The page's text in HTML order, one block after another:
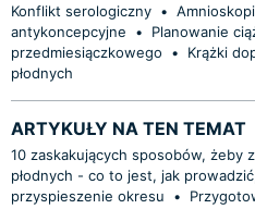
Konflikt serologiczny •
antykoncepcyjne
• Planowanie
przedmiesiączkowego
• Krążki
płodnych
ARTYKUŁY NA TEN TEMAT
10 zaskakujących sposobów, żeby
płodnych - co to jest, jak
przyspieszenie okresu
•